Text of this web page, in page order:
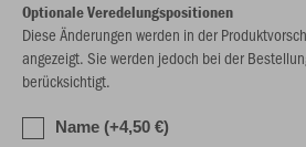
Optionale Veredelungspositionen
Diese Änderungen werden in der
angezeigt. Sie werden jedoch bei der
berücksichtigt.
Name (+4,50 €)